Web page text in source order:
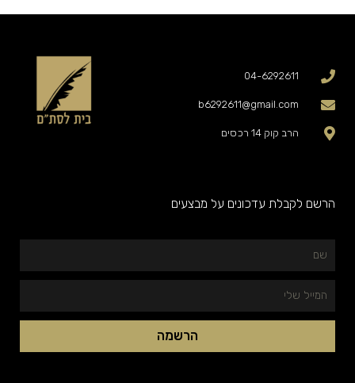
04-6292611
b6292611@gmail.com
הרב קוק 14 רכסים
הרשם לקבלת עדכונים על מבצעים
הרשמה